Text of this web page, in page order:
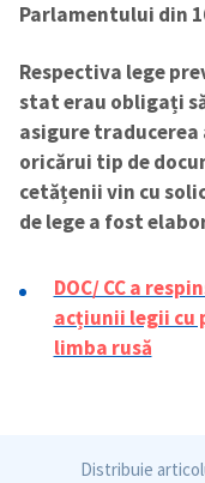
Parlamentului din
Respectiva lege
stat erau obligați
asigure
oricărui tip de
cetățenii vin cu
de lege a fost
DOC/ CC a
acțiunii legii cu
limba rusă
Distribuie